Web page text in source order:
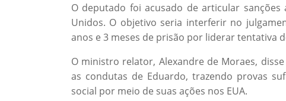
O deputado foi acusado de articular
Unidos. O objetivo seria interferir no
anos e 3 meses de prisão por liderar tentativa
O ministro relator, Alexandre de Moraes,
as condutas de Eduardo, trazendo provas
social por meio de suas ações nos EUA.